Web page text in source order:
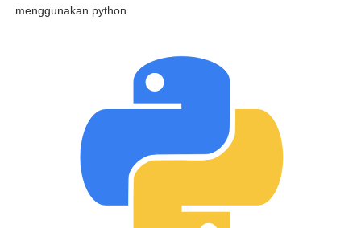
menggunakan python.